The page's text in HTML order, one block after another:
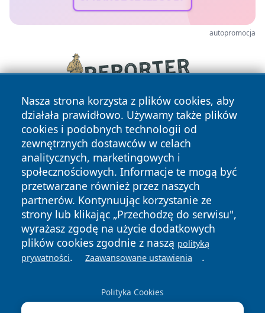
autopromocja
Nasza strona korzysta z plików cookies, aby
działała prawidłowo. Używamy także plików
cookies i podobnych technologii od
zewnętrznych dostawców w celach
analitycznych, marketingowych i
społecznościowych. Informacje te mogą być
przetwarzane również przez naszych
partnerów. Kontynuując korzystanie ze
strony lub klikając „Przechodzę do serwisu",
wyrażasz zgodę na użycie dodatkowych
plików cookies zgodnie z naszą polityką
prywatności. Zaawansowane ustawienia .
Polityka Cookies
Copyright © 2026 echobialystok.pl Wszystkie prawa
zastrzeżone.
News Autorzy
Polityka
Prywatności
Polityka
Cookies